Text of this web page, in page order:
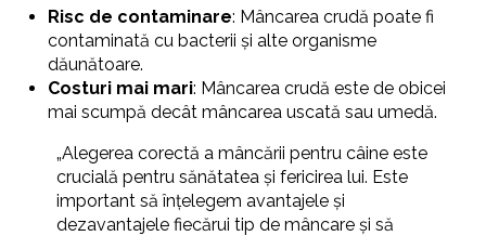
Risc de contaminare: Mâncarea crudă poate fi
contaminată cu bacterii și alte organisme
dăunătoare.
Costuri mai mari: Mâncarea crudă este de obicei
mai scumpă decât mâncarea uscată sau umedă.
„Alegerea corectă a mâncării pentru câine este
crucială pentru sănătatea și fericirea lui. Este
important să înțelegem avantajele și
dezavantajele fiecărui tip de mâncare și să